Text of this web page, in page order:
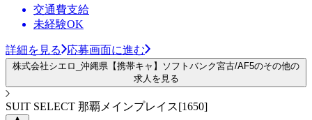
交通費支給
未経験OK
詳細を見る 応募画面に進む
株式会社シエロ_沖縄県【携帯キャ】ソフトバンク宮古/AF5のその他の
求人を見る
SUIT SELECT 那覇メインプレイス[1650]